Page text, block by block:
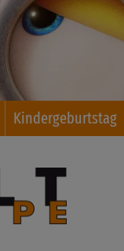
Kindergeburtstag